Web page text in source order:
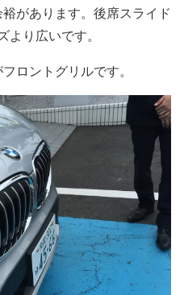
があります。後席スライド
り広いです。
ロントグリルです。